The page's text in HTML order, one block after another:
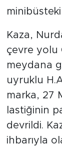
Kaza,
çevre yolu
meydana
uyruklu
marka, 27
lastiğinin
devrildi.
ihbarıyla